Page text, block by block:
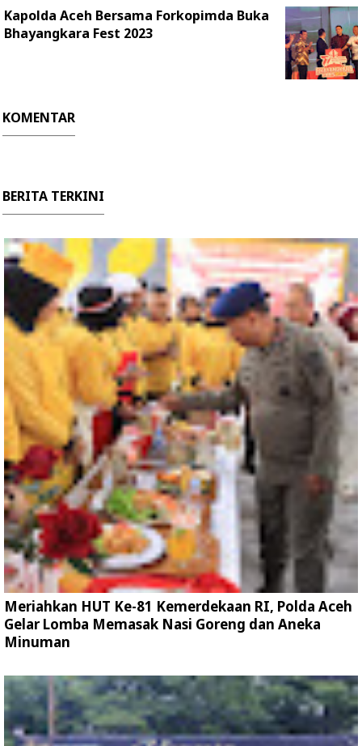
Kapolda Aceh Bersama Forkopimda Buka
Bhayangkara Fest 2023
KOMENTAR
BERITA TERKINI
Meriahkan HUT Ke-81 Kemerdekaan RI, Polda Aceh
Gelar Lomba Memasak Nasi Goreng dan Aneka
Minuman